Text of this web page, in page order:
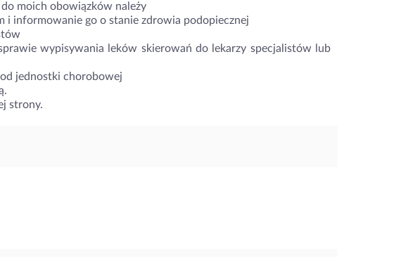
moich obowiązków należy
i informowanie go o stanie zdrowia podopiecznej
wypisywania leków skierowań do lekarzy specjalistów lub
jednostki chorobowej
strony.